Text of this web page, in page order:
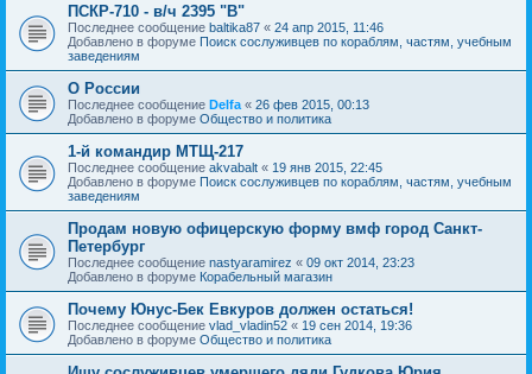
ПСКР-710 - в/ч 2395 "В"
Последнее сообщение baltika87 « 24 апр 2015, 11:46
Добавлено в форуме Поиск сослуживцев по кораблям, частям, учебным
заведениям
О России
Последнее сообщение Delfa « 26 фев 2015, 00:13
Добавлено в форуме Общество и политика
1-й командир МТЩ-217
Последнее сообщение akvabalt « 19 янв 2015, 22:45
Добавлено в форуме Поиск сослуживцев по кораблям, частям, учебным
заведениям
Продам новую офицерскую форму вмф город Санкт-
Петербург
Последнее сообщение nastyaramirez « 09 окт 2014, 23:23
Добавлено в форуме Корабельный магазин
Почему Юнус-Бек Евкуров должен остаться!
Последнее сообщение vlad_vladin52 « 19 сен 2014, 19:36
Добавлено в форуме Общество и политика